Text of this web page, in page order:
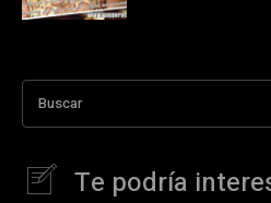
Buscar
Te podría